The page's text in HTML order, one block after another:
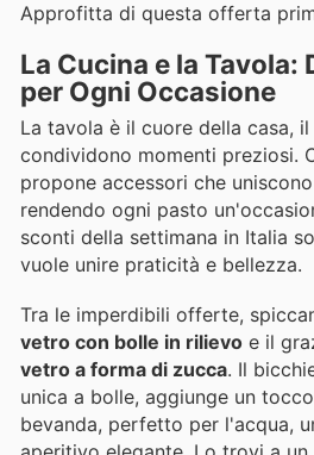
Approfitta di questa offerta
La Cucina e la Tavola:
per Ogni Occasione
La tavola è il cuore della casa,
condividono momenti preziosi.
propone accessori che
rendendo ogni pasto
sconti della settimana in Italia
vuole unire praticità e bellezza.
Tra le imperdibili offerte,
vetro con bolle in rilievo e il
vetro a forma di zucca. Il
unica a bolle, aggiunge un
bevanda, perfetto per l'acqua,